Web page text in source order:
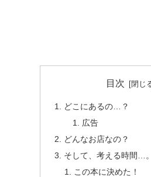
目次
どこにあるの…？
広告
どんなお店なの？
そして、考える時間…。
この本に決めた！